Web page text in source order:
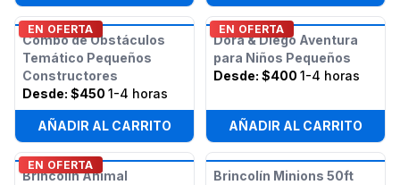
EN OFERTA
Combo de Obstáculos
Temático Pequeños
Constructores
Desde: $450 1-4 horas
AÑADIR AL CARRITO
EN OFERTA
Dora & Diego Aventura
para Niños Pequeños
Desde: $400 1-4 horas
AÑADIR AL CARRITO
EN OFERTA
Brincolín Animal
Brincolín Minions 50ft